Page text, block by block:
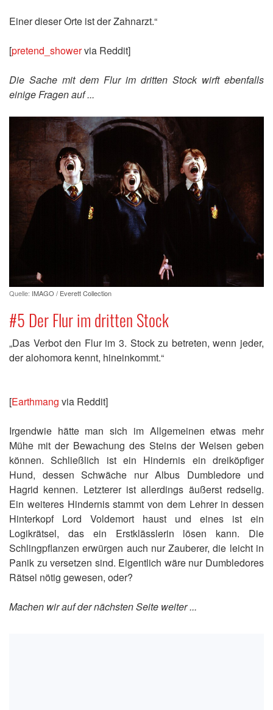
Einer dieser Orte ist der Zahnarzt.“
[pretend_showervia Reddit]
Die Sache mit dem Flur im dritten Stock wirft ebenfalls
einige Fragen auf ...
Quelle: IMAGO / Everett Collection
#5 Der Flur im dritten Stock
„Das Verbot den Flur im 3. Stock zu betreten, wenn jeder,
der alohomora kennt, hineinkommt.“
[Earthmang via Reddit]
Irgendwie hätte man sich im Allgemeinen etwas mehr
Mühe mit der Bewachung des Steins der Weisen geben
können. Schließlich ist ein Hindernis ein dreiköpfiger
Hund, dessen Schwäche nur Albus Dumbledore und
Hagrid kennen. Letzterer ist allerdings äußerst redselig.
Ein weiteres Hindernis stammt von dem Lehrer in dessen
Hinterkopf Lord Voldemort haust und eines ist ein
Logikrätsel, das ein Erstklässlerin lösen kann. Die
Schlingpflanzen erwürgen auch nur Zauberer, die leicht in
Panik zu versetzen sind. Eigentlich wäre nur Dumbledores
Rätsel nötig gewesen, oder?
Machen wir auf der nächsten Seite weiter ...